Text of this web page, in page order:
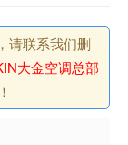
请联系我们删
大金空调总部